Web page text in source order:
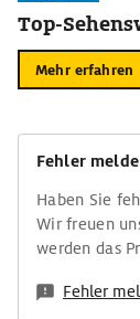
Top-
Mehr erfahren
Fehler
Haben Sie
Wir freuen
werden das
Fehler